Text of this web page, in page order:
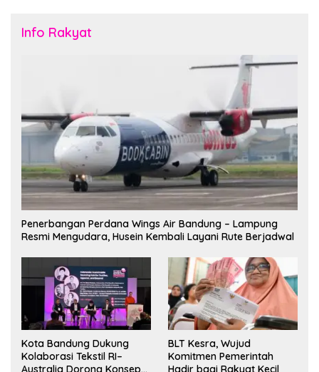
Info Rakyat
Penerbangan Perdana Wings Air Bandung – Lampung
Resmi Mengudara, Husein Kembali Layani Rute Berjadwal
Kota Bandung Dukung
Kolaborasi Tekstil RI–
Australia Dorong Konsep
BLT Kesra, Wujud
Komitmen Pemerintah
Hadir bagi Rakyat Kecil